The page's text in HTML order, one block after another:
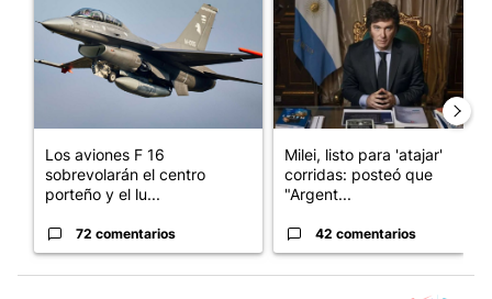
Los aviones F 16
sobrevolarán el centro
porteño y el lu...
72 comentarios
Milei, listo para 'atajar'
corridas: posteó que
"Argent...
42 comentarios